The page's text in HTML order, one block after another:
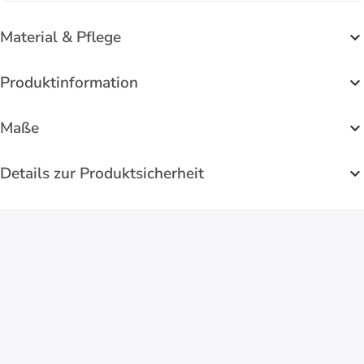
Material & Pflege
Produktinformation
Maße
Details zur Produktsicherheit